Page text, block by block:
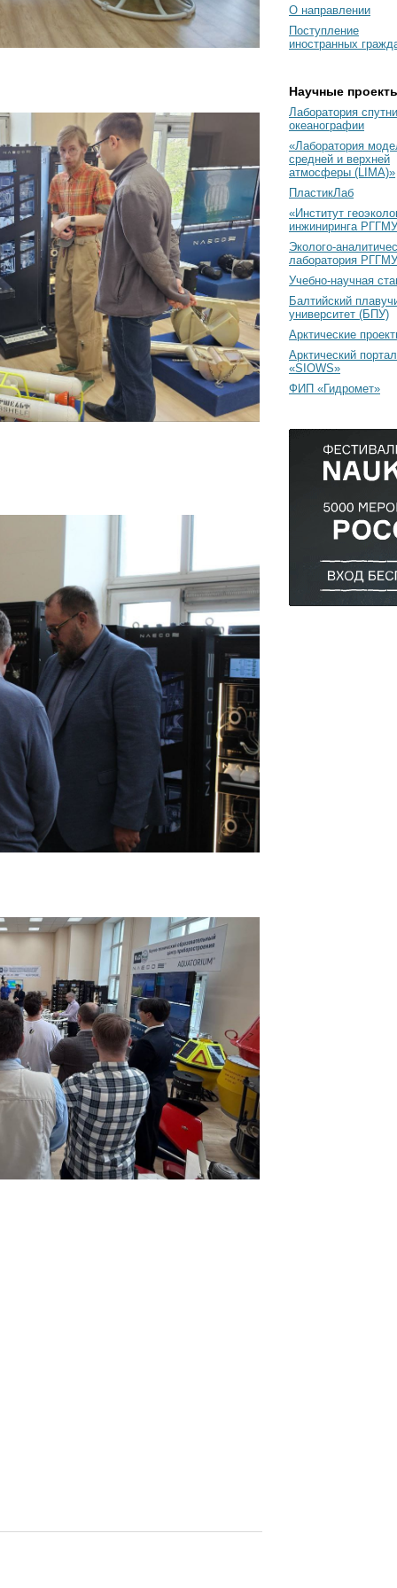
О направлении
Поступление
иностранных
Научные
Лаборатория
океанографии
«Лаборатория
средней и верхней
атмосферы (LIMA)»
ПластикЛаб
«Институт
инжиниринга
Эколого-
лаборатория РГГМУ
Учебно-научная
Балтийский
университет (БПУ)
Арктические
Арктический портал
«SIOWS»
ФИП «Гидромет»